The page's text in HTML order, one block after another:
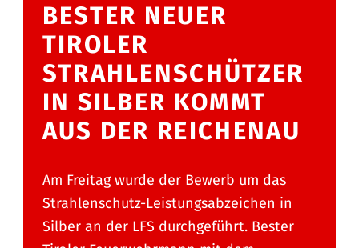
BESTER NEUER
TIROLER
STRAHLENSCHÜTZER
IN SILBER KOMMT
AUS DER REICHENAU
Am Freitag wurde der Bewerb um das
Strahlenschutz-Leistungsabzeichen in
Silber an der LFS durchgeführt. Bester